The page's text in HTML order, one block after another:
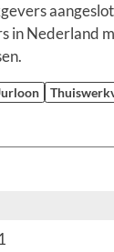
in Nederland